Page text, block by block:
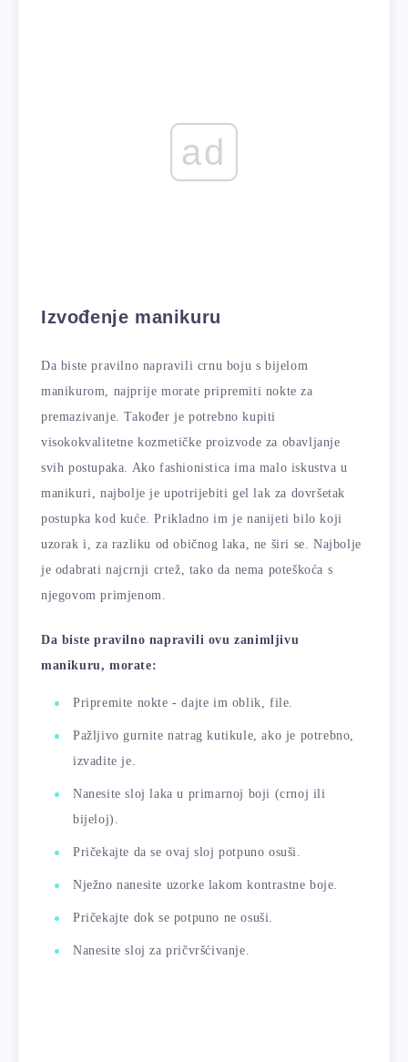
ad
Izvođenje manikuru
Da biste pravilno napravili crnu boju s bijelom
manikurom, najprije morate pripremiti nokte za
premazivanje. Također je potrebno kupiti
visokokvalitetne kozmetičke proizvode za obavljanje
svih postupaka. Ako fashionistica ima malo iskustva u
manikuri, najbolje je upotrijebiti gel lak za dovršetak
postupka kod kuće. Prikladno im je nanijeti bilo koji
uzorak i, za razliku od običnog laka, ne širi se. Najbolje
je odabrati najcrnji crtež, tako da nema poteškoća s
njegovom primjenom.
Da biste pravilno napravili ovu zanimljivu
manikuru, morate:
Pripremite nokte - dajte im oblik, file.
Pažljivo gurnite natrag kutikule, ako je potrebno,
izvadite je.
Nanesite sloj laka u primarnoj boji (crnoj ili
bijeloj).
Pričekajte da se ovaj sloj potpuno osuši.
Nježno nanesite uzorke lakom kontrastne boje.
Pričekajte dok se potpuno ne osuši.
Nanesite sloj za pričvršćivanje.